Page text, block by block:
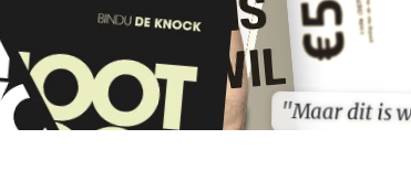
"Maar dit is
"Maar dit is